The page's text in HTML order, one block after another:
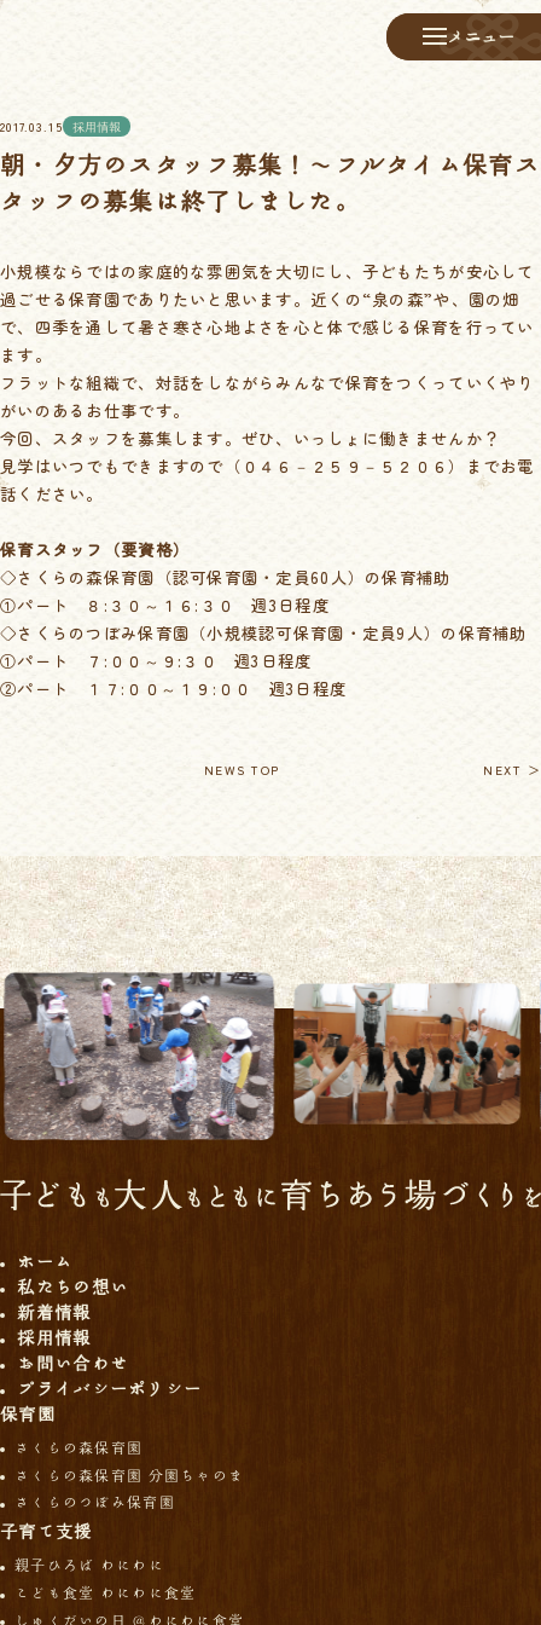
メニュー
メニュー
2017.03.15 採用情報
朝・夕方のスタッフ募集！～フルタイム保育ス
タッフの募集は終了しました。
小規模ならではの家庭的な雰囲気を大切にし、子どもたちが安心して
過ごせる保育園でありたいと思います。近くの“泉の森”や、園の畑
で、四季を通して暑さ寒さ心地よさを心と体で感じる保育を行ってい
ます。
フラットな組織で、対話をしながらみんなで保育をつくっていくやり
がいのあるお仕事です。
今回、スタッフを募集します。ぜひ、いっしょに働きませんか？
見学はいつでもできますので（０４６－２５９－５２０６）までお電
話ください。
保育スタッフ（要資格）
◇さくらの森保育園（認可保育園・定員60人）の保育補助
①パート ８:３０～１６:３０ 週3日程度
◇さくらのつぼみ保育園（小規模認可保育園・定員9人）の保育補助
①パート ７:００～９:３０ 週3日程度
②パート １７:００～１９:００ 週3日程度
NEWS TOP NEXT ＞
ホーム
私たちの想い
新着情報
採用情報
お問い合わせ
プライバシーポリシー
保育園
さくらの森保育園
さくらの森保育園 分園ちゃのま
さくらのつぼみ保育園
子育て支援
親子ひろば わにわに
こども食堂 わにわに食堂
しゅくだいの日 ＠わにわに食堂